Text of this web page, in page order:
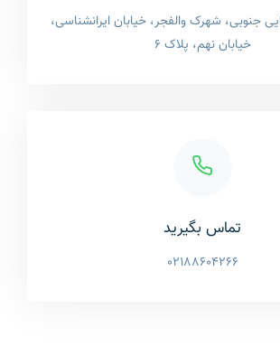
جنوبی، شهرک والفجر، خیابان ایرانشناسی،
خیابان نهم، پلاک 6
تماس بگیرید
02188604266